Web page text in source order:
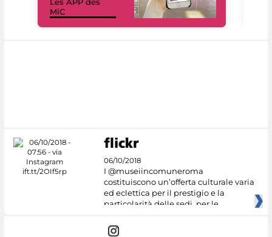
Les APP des
MiC
06/10/2018
I @museiincomuneroma
costituiscono un’offerta culturale varia
ed eclettica per il prestigio e la
particolarità delle sedi, per le